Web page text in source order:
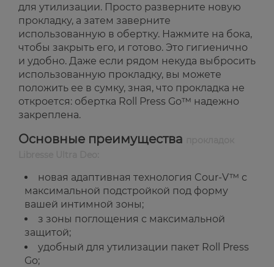
для утилизации. Просто разверните новую
прокладку, а затем заверните
использованную в обертку. Нажмите на бока,
чтобы закрыть его, и готово. Это гигиенично
и удобно. Даже если рядом некуда выбросить
использованную прокладку, вы можете
положить ее в сумку, зная, что прокладка не
откроется: обертка Roll Press Go™ надежно
закреплена.
Основные преимущества
новая адаптивная технология Cour-V™ с
максимальной подстройкой под форму
вашей интимной зоны;
з зоны поглощения с максимальной
защитой;
удобный для утилизации пакет Roll Press
Go;